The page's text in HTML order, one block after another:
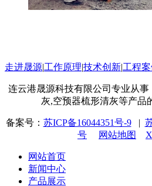
走进晟源|工作原理|技术创新|工程案
连云港晟源科技有限公司专业从
灰,空预器梳形清灰等产品
备案号： 苏ICP备16044351号-9|
号
网站地图
网站首页
新闻中心
产品展示